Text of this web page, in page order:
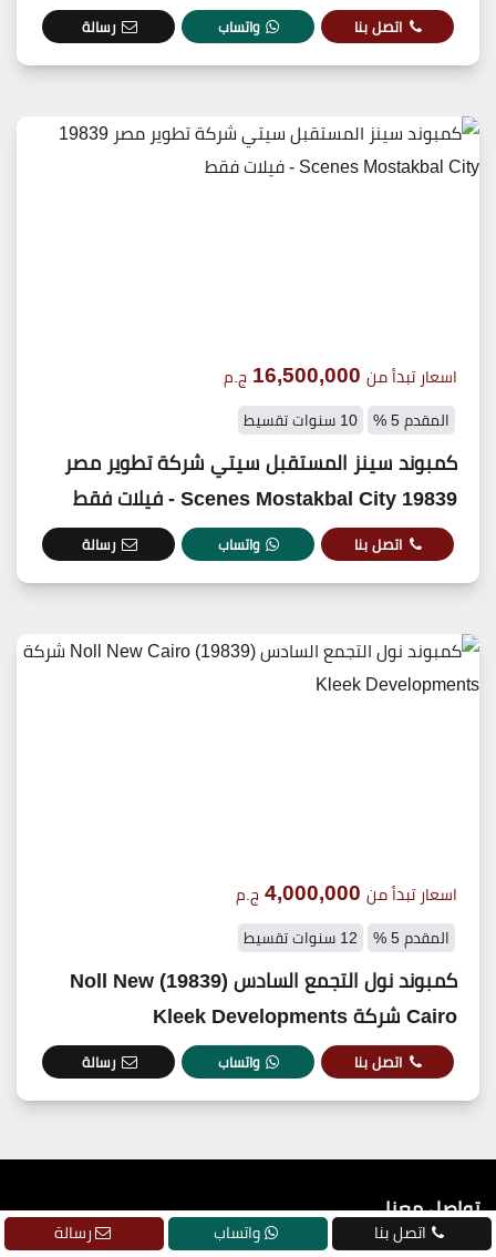
اتصل بنا واتساب رسالة
اسعار تبدأ من 16,500,000 ج.م
المقدم 5 % 10 سنوات تقسيط
كمبوند سينز المستقبل سيتي شركة تطوير مصر
19839 Scenes Mostakbal City - فيلات فقط
اتصل بنا واتساب رسالة
اسعار تبدأ من 4,000,000 ج.م
المقدم 5 % 12 سنوات تقسيط
كمبوند نول التجمع السادس (19839) Noll New
Cairo شركة Kleek Developments
اتصل بنا واتساب رسالة
تواصل معنا
اتصل بنا واتساب رسالة